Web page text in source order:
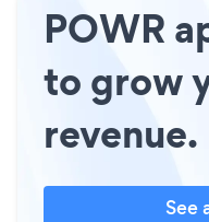
POWR
to grow
revenue.
See